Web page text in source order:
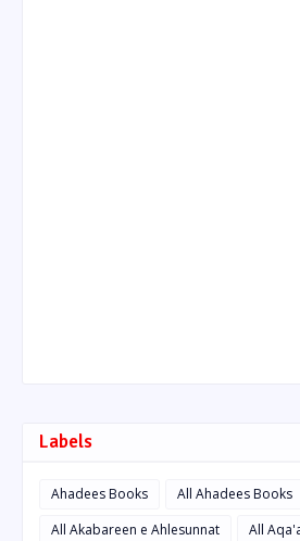
Labels
Ahadees Books
All Ahadees Books
All Akabareen e Ahlesunnat
All